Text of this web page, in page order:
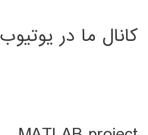
کانال ما در یوتیوب